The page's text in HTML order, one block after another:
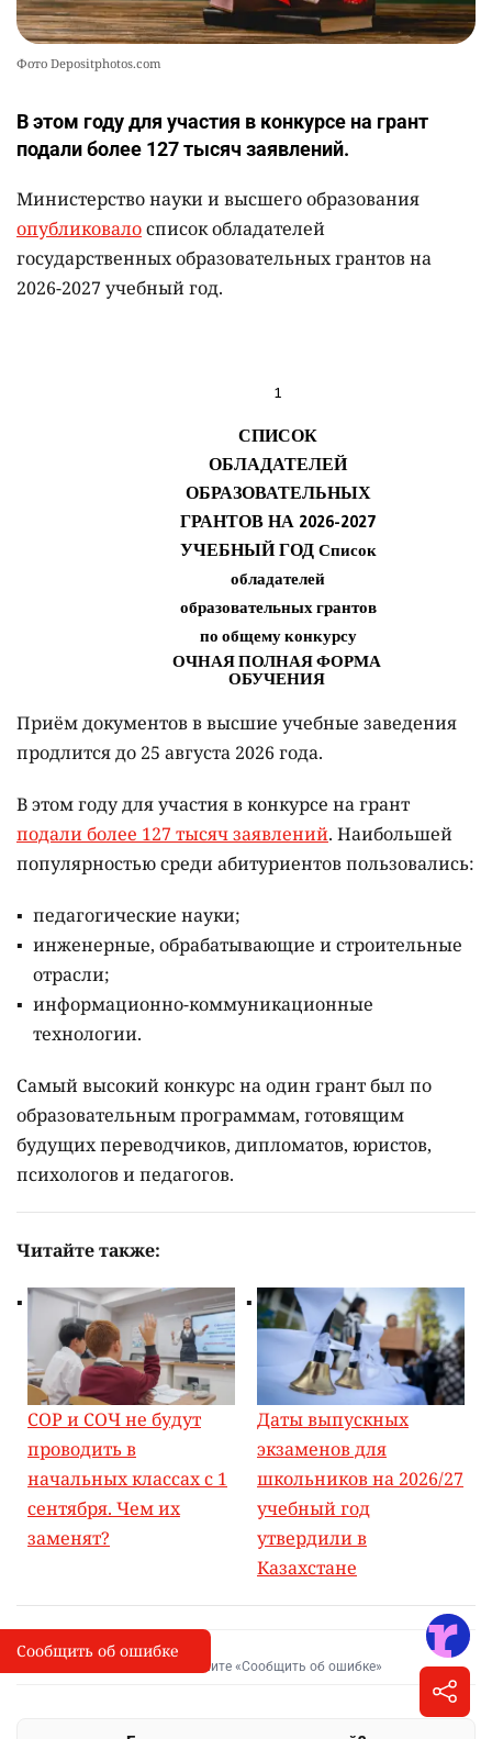
Фото Depositphotos.com
В этом году для участия в конкурсе на грант
подали более 127 тысяч заявлений.
Министерство науки и высшего образования
опубликовалосписок обладателей
государственных образовательных грантов на
2026-2027 учебный год.
Приём документов в высшие учебные заведения
продлится до 25 августа 2026 года.
В этом году для участия в конкурсе на грант
подали более 127 тысяч заявлений. Наибольшей
популярностью среди абитуриентов пользовались:
педагогические науки;
инженерные, обрабатывающие и строительные
отрасли;
информационно-коммуникационные
технологии.
Самый высокий конкурс на один грант был по
образовательным программам, готовящим
будущих переводчиков, дипломатов, юристов,
психологов и педагогов.
Читайте также:
СОР и СОЧ не будут
проводить в
начальных классах с 1
сентября. Чем их
заменят?
Даты выпускных
экзаменов для
школьников на 2026/27
учебный год
утвердили в
Казахстане
I
Сообщить об опечатке
Выделите фрагмент и нажмите «Сообщить об ошибке»
Сообщить об ошибке